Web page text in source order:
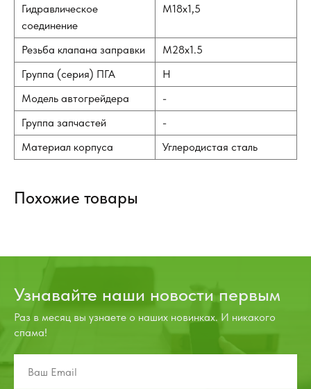
Гидравлическое
соединение
M18х1,5
Резьба клапана заправки
M28х1.5
Группа (серия) ПГА
H
Модель автогрейдера
-
Группа запчастей
-
Материал корпуса
Углеродистая сталь
Похожие товары
Узнавайте наши новости первым
Раз в месяц вы узнаете о наших новинках. И никакого
спама!